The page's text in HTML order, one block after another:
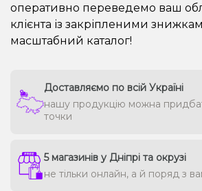
оперативно переведемо ваш
клієнта із закріпленими
масштабний каталог!
Доставляємо по всій Україні
нашу продукцію можна
точки
5 магазинів у Дніпрі та окрузі
не тільки онлайн, а й поряд з